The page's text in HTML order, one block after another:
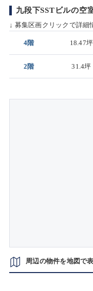
九段下SSTビルの空
↓ 募集区画クリックで詳細
4階 18.47坪
2階 31.4坪
周辺の物件を地図で